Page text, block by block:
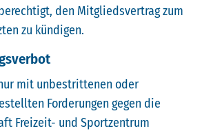
den Mitgliedsvertrag zum
zu kündigen.
mit unbestrittenen oder
Forderungen gegen die
Freizeit- und Sportzentrum